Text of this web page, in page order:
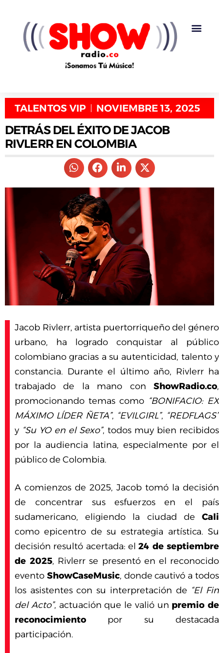
TALENTOS VIP NOVIEMBRE 13, 2025
DETRÁS DEL ÉXITO DE JACOB
RIVLERR EN COLOMBIA
Jacob Rivlerr, artista puertorriqueño del género
urbano, ha logrado conquistar al público
colombiano gracias a su autenticidad, talento y
constancia. Durante el último año, Rivlerr ha
trabajado de la mano con ShowRadio.co,
promocionando temas como “BONIFACIO: EX
MÁXIMO LÍDER ÑETA”, “EVILGIRL”, “REDFLAGS”
y “Su YO en el Sexo”, todos muy bien recibidos
por la audiencia latina, especialmente por el
público de Colombia.
A comienzos de 2025, Jacob tomó la decisión
de concentrar sus esfuerzos en el país
sudamericano, eligiendo la ciudad de Cali
como epicentro de su estrategia artística. Su
decisión resultó acertada: el24 de septiembre
de 2025, Rivlerr se presentó en el reconocido
evento ShowCaseMusic, donde cautivó a todos
los asistentes con su interpretación de “El Fin
del Acto”, actuación que le valió un premio de
reconocimiento por su destacada
participación.